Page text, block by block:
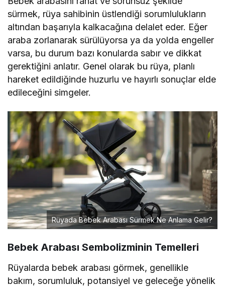
sürmek, rüya sahibinin üstlendiği sorumlulukların
altından başarıyla kalkacağına delalet eder. Eğer
araba zorlanarak sürülüyorsa ya da yolda engeller
varsa, bu durum bazı konularda sabır ve dikkat
gerektiğini anlatır. Genel olarak bu rüya, planlı
hareket edildiğinde huzurlu ve hayırlı sonuçlar elde
edileceğini simgeler.
Rüyada Bebek Arabası Sürmek Ne Anlama Gelir?
Bebek Arabası Sembolizminin Temelleri
Rüyalarda bebek arabası görmek, genellikle
bakım, sorumluluk, potansiyel ve geleceğe yönelik